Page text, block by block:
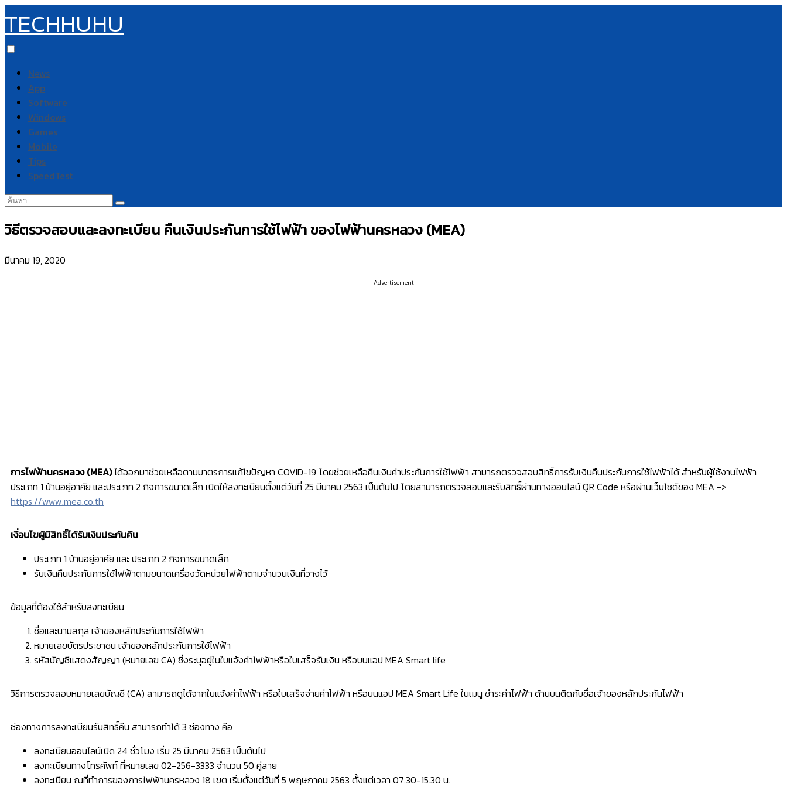
TECHHUHU
News
App
Software
Windows
Games
Mobile
Tips
SpeedTest
ค้นหา:
วิธีตรวจสอบและลงทะเบียน คืนเงินประกันการใช้ไฟฟ้า ของไฟฟ้านครหลวง (MEA)
มีนาคม 19, 2020
Advertisement
การไฟฟ้านครหลวง (MEA)ได้ออกมาช่วยเหลือตามมาตรการแก้ไขปัญหา COVID-19 โดยช่วยเหลือคืนเงินค่าประกันการใช้ไฟฟ้า สามารถตรวจสอบสิทธิ์การรับเงินคืนประกันการใช้ไฟฟ้าได้ สำหรับผู้ใช้งานไฟฟ้า
ประเภท 1 บ้านอยู่อาศัย และประเภท 2 กิจการขนาดเล็ก เปิดให้ลงทะเบียนตั้งแต่วันที่ 25 มีนาคม 2563 เป็นต้นไป โดยสามารถตรวจสอบและรับสิทธิ์ผ่านทางออนไลน์ QR Code หรือผ่านเว็บไซต์ของ MEA ->
https://www.mea.co.th
เงื่อนไขผู้มีสิทธิ์ได้รับเงินประกันคืน
ประเภท 1 บ้านอยู่อาศัย และ ประเภท 2 กิจการขนาดเล็ก
รับเงินคืนประกันการใช้ไฟฟ้าตามขนาดเครื่องวัดหน่วยไฟฟ้าตามจำนวนเงินที่วางไว้
ข้อมูลที่ต้องใช้สำหรับลงทะเบียน
ชื่อและนามสกุล เจ้าของหลักประกันการใช้ไฟฟ้า
หมายเลขบัตรประชาชน เจ้าของหลักประกันการใช้ไฟฟ้า
รหัสบัญชีแสดงสัญญา (หมายเลข CA) ซึ่งระบุอยู่ในใบแจ้งค่าไฟฟ้าหรือใบเสร็จรับเงิน หรือบนแอป MEA Smart life
วิธีการตรวจสอบหมายเลขบัญชี (CA) สามารถดูได้จากใบแจ้งค่าไฟฟ้า หรือใบเสร็จจ่ายค่าไฟฟ้า หรือบนแอป MEA Smart Life ในเมนู ชำระค่าไฟฟ้า ด้านบนติดกับชื่อเจ้าของหลักประกันไฟฟ้า
ช่องทางการลงทะเบียนรับสิทธิ์คืน สามารถทำได้ 3 ช่องทาง คือ
ลงทะเบียนออนไลน์​เปิด 24 ชั่วโมง เริ่ม 25 มีนาคม 2563 เป็นต้นไป
ลงทะเบียนทางโทรศัพท์ ที่หมายเลข 02-256-3333 จำนวน 50 คู่สาย
ลงทะเบียน ณ​ที่ทำการของการไฟฟ้านครหลวง 18 เขต เริ่มตั้งแต่วันที่ 5 พฤษภาคม 2563 ตั้งแต่เวลา 07.30-15.30 น.